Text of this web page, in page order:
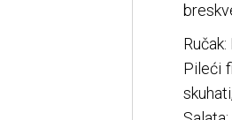
Pileći